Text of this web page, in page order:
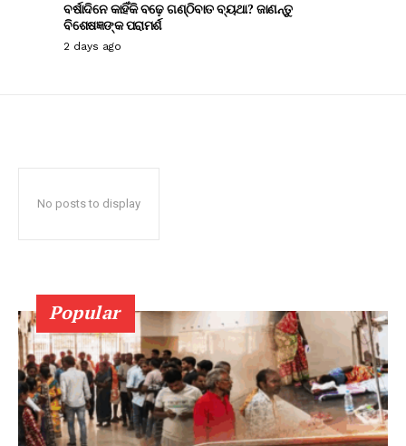
ବର୍ଷାଦିନେ କାହିଁକି ବଢ଼େ ଗଣ୍ଠିବାତ ବ୍ୟଥା? ଜାଣନ୍ତୁ
ବିଶେଷଜ୍ଞଙ୍କ ପରାମର୍ଶ
2 days ago
No posts to display
Popular